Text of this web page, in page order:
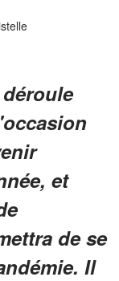
et
de se
Il